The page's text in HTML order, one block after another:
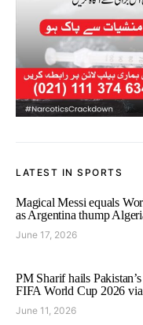
LATEST IN SPORTS
Magical Messi equals
as Argentina thump
June 17, 2026
PM Sharif hails
FIFA World Cup 2026 via
June 11, 2026